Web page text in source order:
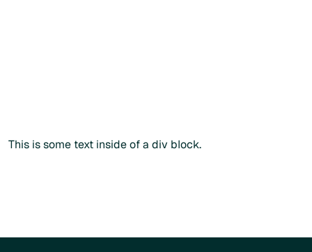
This is some text inside of a div block.